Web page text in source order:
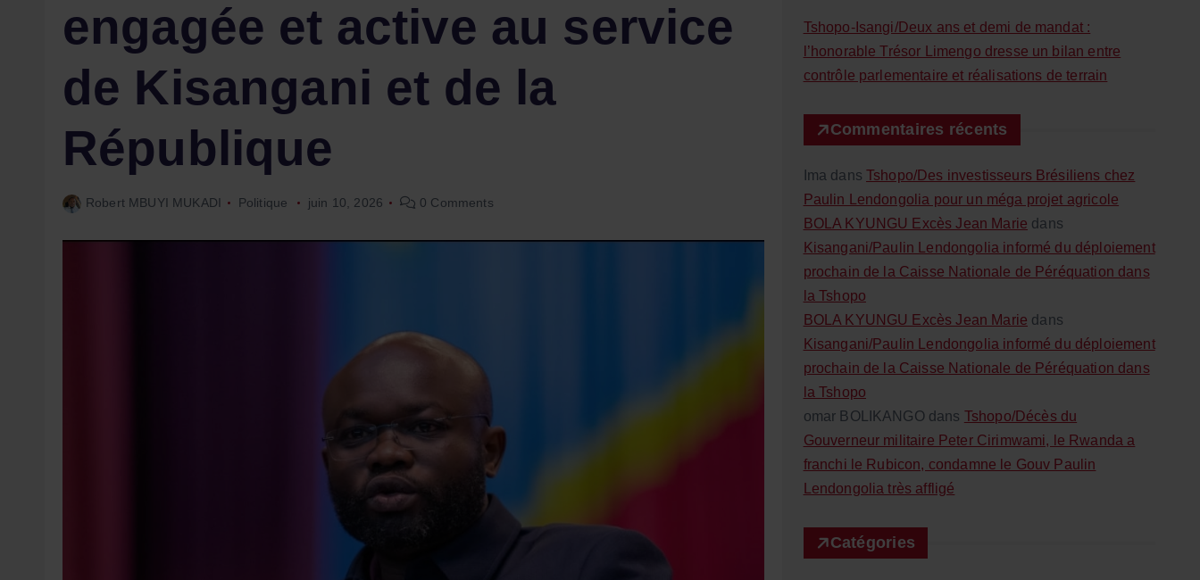
engagée et active au service
de Kisangani et de la
République
Robert MBUYI MUKADI Politique juin 10, 2026 0 Comments
h
e
r
Tshopo-Isangi/Deux ans et demi de mandat :
l’honorable Trésor Limengo dresse un bilan entre
contrôle parlementaire et réalisations de terrain
Commentaires récents
Ima dans Tshopo/Des investisseurs Brésiliens chez
Paulin Lendongolia pour un méga projet agricole
BOLA KYUNGU Excès Jean Marie dans
Kisangani/Paulin Lendongolia informé du déploiement
prochain de la Caisse Nationale de Péréquation dans
la Tshopo
BOLA KYUNGU Excès Jean Marie dans
Kisangani/Paulin Lendongolia informé du déploiement
prochain de la Caisse Nationale de Péréquation dans
la Tshopo
omar BOLIKANGOdans Tshopo/Décès du
Gouverneur militaire Peter Cirimwami, le Rwanda a
franchi le Rubicon, condamne le Gouv Paulin
Lendongolia très affligé
Catégories